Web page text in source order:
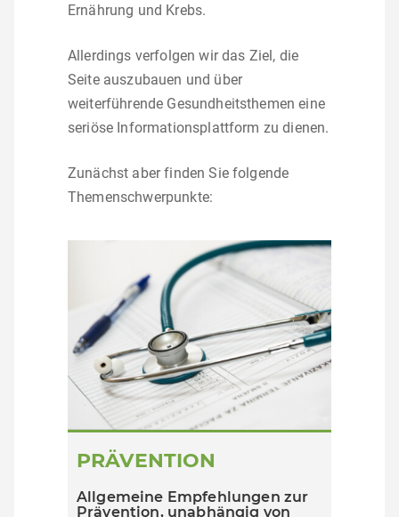
Ernährung und Krebs.
Allerdings verfolgen wir das Ziel, die
Seite auszubauen und über
weiterführende Gesundheitsthemen eine
seriöse Informationsplattform zu dienen.
Zunächst aber finden Sie folgende
Themenschwerpunkte:
PRÄVENTION
Allgemeine Empfehlungen zur
Prävention, unabhängig von